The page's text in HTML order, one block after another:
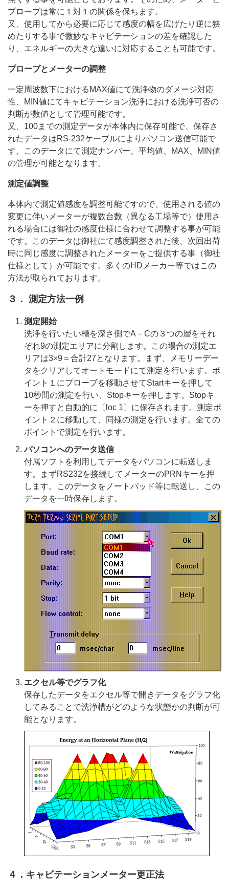
プローブは常に１対１の関係を保ちます。
又、使用してから必要に応じて感度の幅を広げたり逆に狭
めたりする事で微妙なキャビテーションの差を確認した
り、エネルギーの大きな違いに対応することも可能です。
プローブとメーターの調整
一定周波数下におけるMAX値にて洗浄物のダメージ対応
性、MIN値にてキャビテーション洗浄における洗浄可否の
判断が数値として管理可能です。
又、100までの測定データが本体内に保存可能で、保存さ
れたデータはRS-232ケーブルによりパソコン送信可能で
す。このデータにて測定ナンバー、平均値、MAX、MIN値
の管理が可能となります。
測定値調整
本体内で測定値感度を調整可能ですので、使用される値の
変更に伴いメーターが複数台数（異なる工場等で）使用さ
れる場合には御社の感度仕様に合わせて調整する事が可能
です。このデータは御社にて感度調整された後、次回出荷
時に同じ感度に調整されたメーターをご提供する事（御社
仕様として）が可能です。多くのHDメーカー等ではこの
方法が取られております。
３． 測定方法一例
測定開始
洗浄を行いたい槽を深さ側でA－Cの３つの層をそれ
ぞれ9の測定エリアに分割します。この場合の測定エ
リアは3×9＝合計27となります。まず、メモリーデー
タをクリアしてオートモードにて測定を行います。ポ
イント１にプローブを移動させてStartキーを押して
10秒間の測定を行い、Stopキーを押します。Stopキ
ーを押すと自動的に〔loc 1〕に保存されます。測定ポ
イント２に移動して、同様の測定を行います。全ての
ポイントで測定を行います。
パソコンへのデータ送信
付属ソフトを利用してデータをパソコンに転送しま
す。まずRS232を接続してメーターのPRNキーを押
します。このデータをノートパッド等に転送し、この
データを一時保存します。
エクセル等でグラフ化
保存したデータをエクセル等で開きデータをグラフ化
してみることで洗浄槽がどのような状態かの判断が可
能となります。
４．キャビテーションメーター更正法